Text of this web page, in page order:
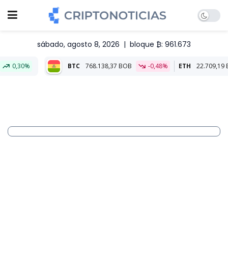
sábado, agosto 8, 2026 | bloque ₿: 961.673
BTC 768.138,37 BOB -0,48% ETH 22.709,19 BOB -0,46%